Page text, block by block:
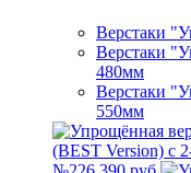
Верстаки
Верстаки
480мм
Верстаки
550мм
(BEST Version) с